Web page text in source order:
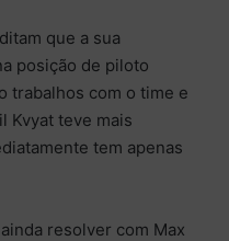
que a sua
posição de piloto
trabalhos com o time e
Kvyat teve mais
tem apenas
resolver com Max